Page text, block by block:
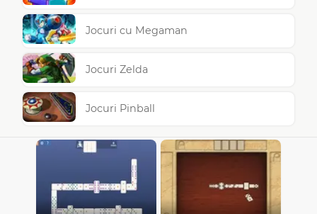
Jocuri cu Megaman
Jocuri Zelda
Jocuri Pinball